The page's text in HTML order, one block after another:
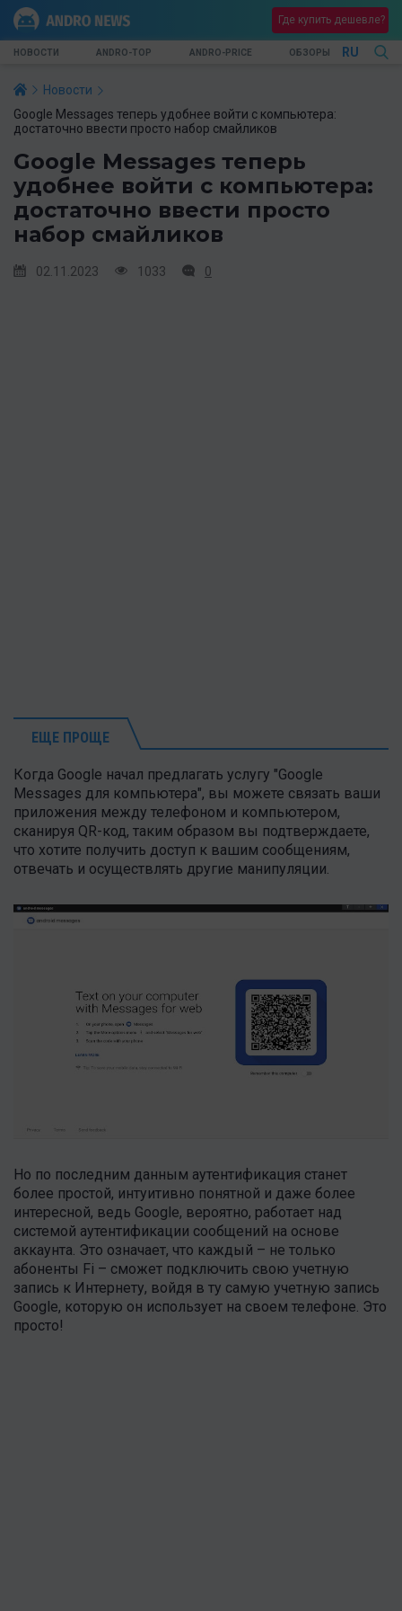
Где купить дешевле?
НОВОСТИ ANDRO-TOP ANDRO-PRICE ОБЗОРЫ RU
Новости
Google Messages теперь удобнее войти с компьютера:
достаточно ввести просто набор смайликов
Google Messages теперь
удобнее войти с компьютера:
достаточно ввести просто
набор смайликов
02.11.2023 1033 0
ЕЩЕ ПРОЩЕ
Когда Google начал предлагать услугу "Google
Messages для компьютера", вы можете связать ваши
приложения между телефоном и компьютером,
сканируя QR-код, таким образом вы подтверждаете,
что хотите получить доступ к вашим сообщениям,
отвечать и осуществлять другие манипуляции.
Но по последним данным аутентификация станет
более простой, интуитивно понятной и даже более
интересной, ведь Google, вероятно, работает над
системой аутентификации сообщений на основе
аккаунта. Это означает, что каждый – не только
абоненты Fi – сможет подключить свою учетную
запись к Интернету, войдя в ту самую учетную запись
Google, которую он использует на своем телефоне. Это
просто!